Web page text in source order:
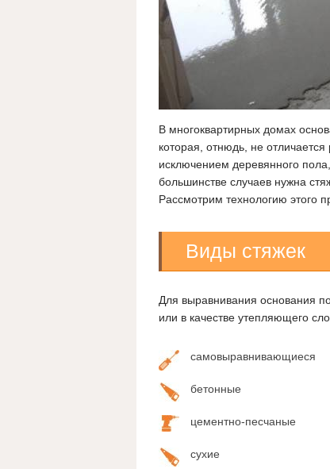
В многоквартирных домах
которая, отнюдь, не
исключением деревянного
большинстве случаев нужна
Рассмотрим технологию этого
Виды стяжек
Для выравнивания основания
или в качестве утепляющего
самовыравнивающиеся
бетонные
цементно-песчаные
сухие